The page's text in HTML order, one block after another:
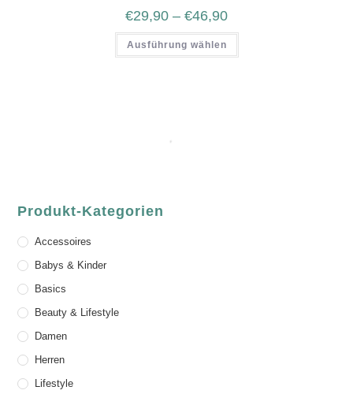
€29,90 – €46,90
Ausführung wählen
Produkt-Kategorien
Accessoires
Babys & Kinder
Basics
Beauty & Lifestyle
Damen
Herren
Lifestyle